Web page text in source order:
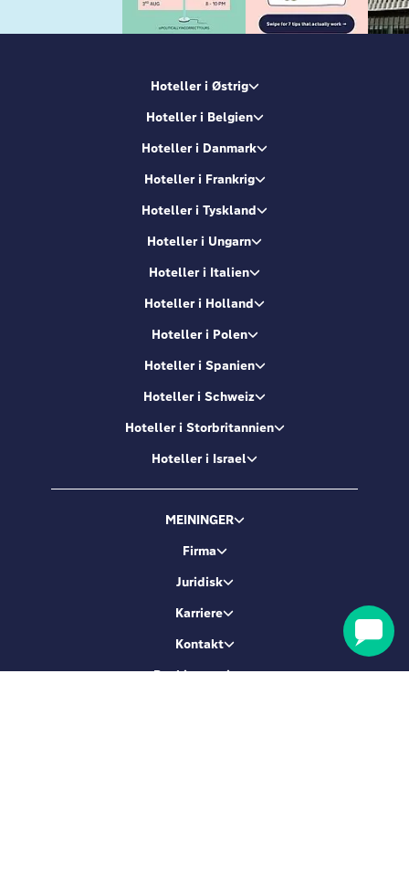
Hoteller i Østrig
Hoteller i Belgien
Hoteller i Danmark
Hoteller i Frankrig
Hoteller i Tyskland
Hoteller i Ungarn
Hoteller i Italien
Hoteller i Holland
Hoteller i Polen
Hoteller i Spanien
Hoteller i Schweiz
Hoteller i Storbritannien
Hoteller i Israel
MEININGER
Firma
Juridisk
Karriere
Kontakt
Bookingservice